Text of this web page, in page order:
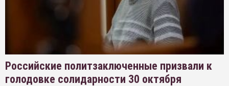
Российские политзаключенные призвали к
голодовке солидарности 30 октября